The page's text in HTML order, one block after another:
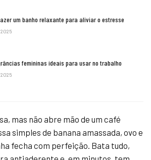
um banho relaxante para aliviar o estresse
2025
femininas ideais para usar no trabalho
2025
mas não abre mão de um café
simples de banana amassada, ovo e
fecha com perfeição. Bata tudo,